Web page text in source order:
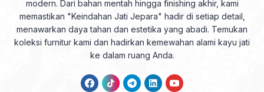
modern. Dari bahan mentah hingga finishing akhir, kami
memastikan "Keindahan Jati Jepara" hadir di setiap detail,
menawarkan daya tahan dan estetika yang abadi. Temukan
koleksi furnitur kami dan hadirkan kemewahan alami kayu jati
ke dalam ruang Anda.